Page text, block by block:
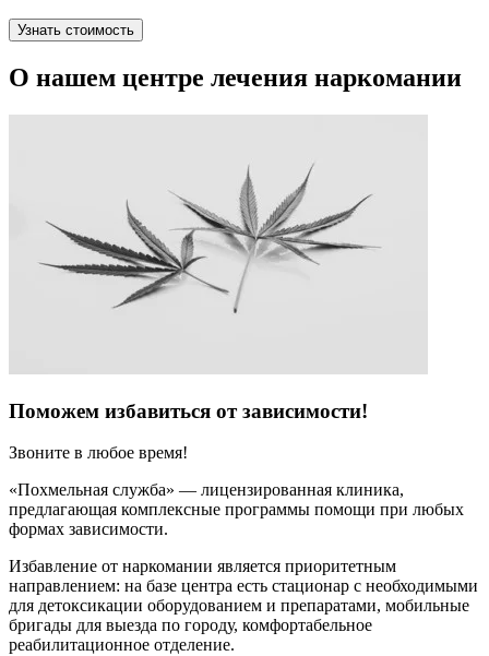
Узнать стоимость
О нашем центре лечения наркомании
Поможем избавиться от зависимости!
Звоните в любое время!
«Похмельная служба» — лицензированная клиника,
предлагающая комплексные программы помощи при любых
формах зависимости.
Избавление от наркомании является приоритетным
направлением: на базе центра есть стационар с необходимыми
для детоксикации оборудованием и препаратами, мобильные
бригады для выезда по городу, комфортабельное
реабилитационное отделение.